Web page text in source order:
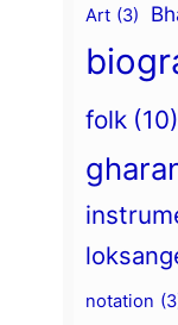
Art (3)
folk (10)
notation